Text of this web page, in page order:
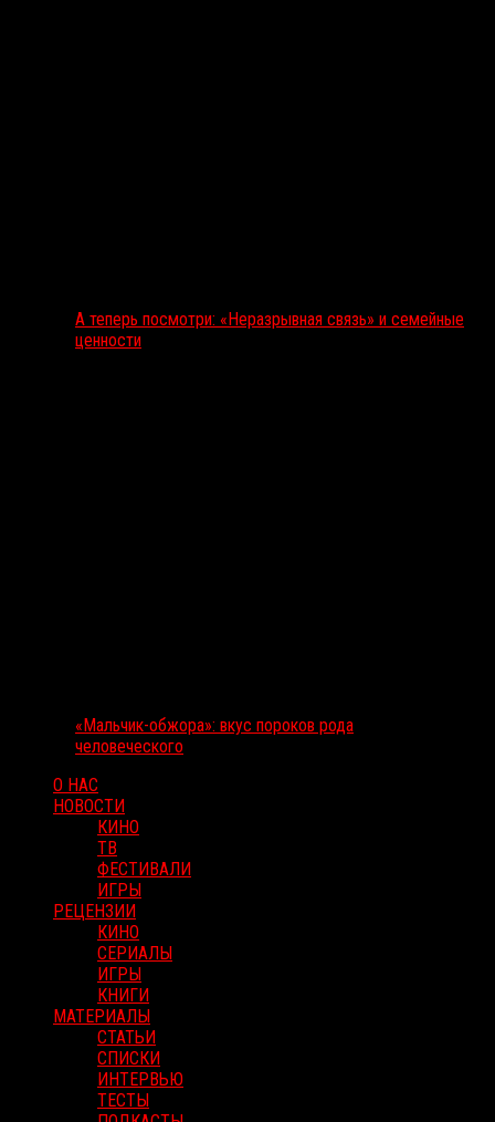
А теперь посмотри: «Неразрывная связь» и семейные
ценности
«Мальчик-обжора»: вкус пороков рода
человеческого
О НАС
НОВОСТИ
КИНО
ТВ
ФЕСТИВАЛИ
ИГРЫ
РЕЦЕНЗИИ
КИНО
СЕРИАЛЫ
ИГРЫ
КНИГИ
МАТЕРИАЛЫ
СТАТЬИ
СПИСКИ
ИНТЕРВЬЮ
ТЕСТЫ